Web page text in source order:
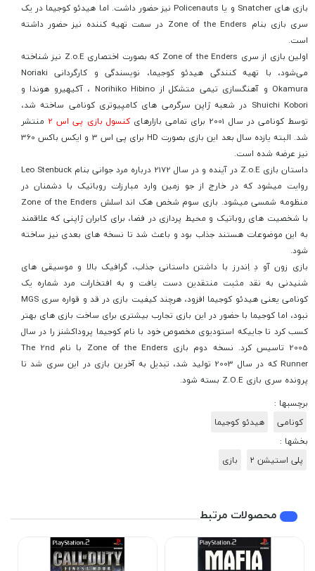
بازی های Snatcher و یا Policenauts نیز حضور داشت. اما هیدئو کوجیما در یک
سری بازی بنام Zone of the Enders در سمت تهیه کننده نیز حضور داشته
است.
اولین بازی از سری Zone of the Enders که بصورت اختصاری Z.o.E نیز شناخته
می‌شود، با تهیه کنندگی هیدئو کوجیما، نویسندگی و کارگردانی Noriaki
Okamura و آهنگسازی تیمی متشکل از Norihiko Hibino ، آکیهیرو هوندا و
Shuichi Kobori در شعبه ژاپن سرگرمی های کامپیوتری کونامی ساخته شد،
توسط کونامی در سال 2001 برای تمامی بازارهای
کنسول بازی پی اس 2
منتشر
شد. البته یازده سال بعد این بازی بصورت HD برای پی اس 3 و ایکس باکس 360
نیز عرضه شده است.
داستان بازی Z.o.E در آینده و در سال 2172 درباره مرد جوانی بنام Leo Stenbuck
روایت میشود که در خارج از جو زمین وارد مبارزات روباتیک با دشمنان در
منظومه شمسی میشود. بازی سوم شخص هک اند اسلش Zone of the Enders
با شخصیت های روباتیک و محیط پردازی در فضا، برای کابران ژاپنی که علاقمند
به این موضوعات هستند جذاب بود و باعث شد تا نسخه های بعدی نیز ساخته
شود.
بازی زون آو دِ اِندرز با داشتن داستانی جذاب، گرافیک بالا و موسیقی های
شنیدنی به نقد مثبت منتقدین دست یافت و به افتخارات مرد شماره یک
کونامی یعنی هیدئو کوجیما افزود، هرچند کیفیت بازی در قد و قواره سری MGS
نبود، اما کوجیما با حضور در این بازی تجارب بیشتری برای ساخت بازی های بهتر
کسب کرد تا جاییکه استودیوی مخصوص خود با نام کوجیما پروداکشنز را در سال
2005 تاسیس کرد. نسخه دوم بازی Zone of the Enders با نام The 2nd
Runner که در سال 2003 تولید شد، تبدیل به آخرین بازی در این سری شد تا
پرونده سری بازی Z.O.E بسته شود.
برچسبها :
کونامی
هیدئو کوجیما
بخشها :
پلی استیشن ۲
بازی
محصولات مرتبط